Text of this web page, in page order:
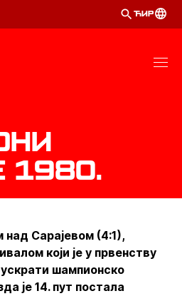
ЋИР
1980.
Сарајевом (4:1),
који је у првенству
шампионско
је 14. пут постала